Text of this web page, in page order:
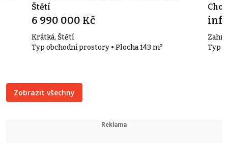
Štětí
6 990 000 Kč
Krátká, Štětí
Typ obchodní prostory • Plocha 143 m²
Typ
Zobrazit všechny